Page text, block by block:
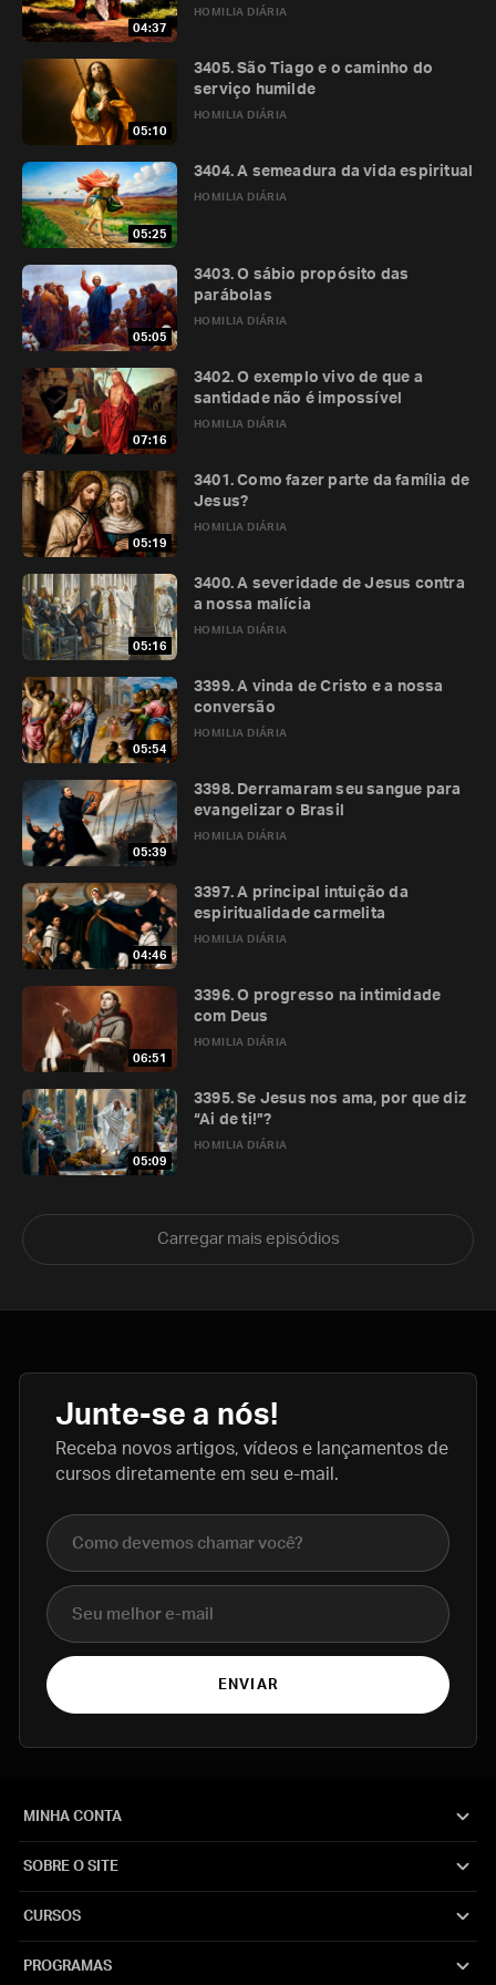
04:37
HOMILIA DIÁRIA
05:10
HOMILIA DIÁRIA
3405. São Tiago e o caminho do
serviço humilde
05:25
HOMILIA DIÁRIA
3404. A semeadura da vida espiritual
05:05
HOMILIA DIÁRIA
3403. O sábio propósito das
parábolas
07:16
HOMILIA DIÁRIA
3402. O exemplo vivo de que a
santidade não é impossível
05:19
HOMILIA DIÁRIA
3401. Como fazer parte da família de
Jesus?
05:16
HOMILIA DIÁRIA
3400. A severidade de Jesus contra
a nossa malícia
05:54
HOMILIA DIÁRIA
3399. A vinda de Cristo e a nossa
conversão
05:39
HOMILIA DIÁRIA
3398. Derramaram seu sangue para
evangelizar o Brasil
04:46
HOMILIA DIÁRIA
3397. A principal intuição da
espiritualidade carmelita
06:51
HOMILIA DIÁRIA
3396. O progresso na intimidade
com Deus
05:09
HOMILIA DIÁRIA
3395. Se Jesus nos ama, por que diz
“Ai de ti!”?
Carregar mais episódios
Junte-se a nós!
Receba novos artigos, vídeos e lançamentos de
cursos diretamente em seu e-mail.
Nome completo
E-mail
ENVIAR
MINHA CONTA
SOBRE O SITE
CURSOS
PROGRAMAS